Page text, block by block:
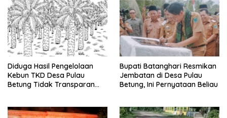
Diduga Hasil Pengelolaan
Kebun TKD Desa Pulau
Betung Tidak Transparan
Bupati Batanghari Resmikan
Jembatan di Desa Pulau
Betung, Ini Pernyataan Beliau